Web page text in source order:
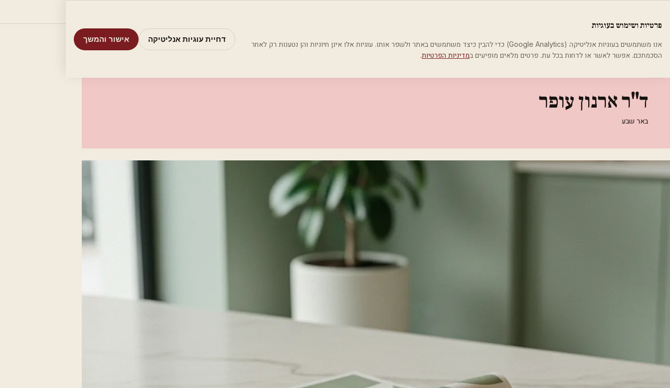
בית קטגוריות רופאים מנתחים פלסטיים
ד"ר ארנון עופר
באר שבע
פרטיות ושימוש בעוגיות
אנו משתמשים בעוגיות אנליטיקה (Google Analytics) כדי להבין כיצד משתמשים באתר ולשפר אותו. עוגיות אלו אינן חיוניות והן נטענות רק לאחר
הסכמתכם. אפשר לאשר או לדחות בכל עת. פרטים מלאים מופיעים במדיניות הפרטיות.
דחיית עוגיות אנליטיקה אישור והמשך